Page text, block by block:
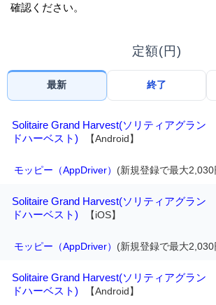
確認ください。
定額(円)
最新 終了
Solitaire Grand Harvest(ソリティアグラン
ドハーベスト)
【Android】
モッピー（AppDriver） (新規登録で最大2,030
Solitaire Grand Harvest(ソリティアグラン
ドハーベスト)
【iOS】
モッピー（AppDriver） (新規登録で最大2,030
Solitaire Grand Harvest(ソリティアグラン
ドハーベスト)
【Android】